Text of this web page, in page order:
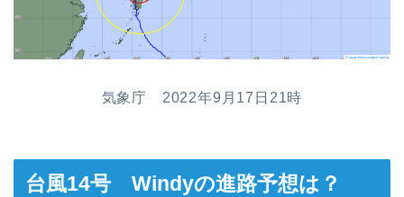
気象庁 2022年9月17日21時
台風14号 Windyの進路予想は？